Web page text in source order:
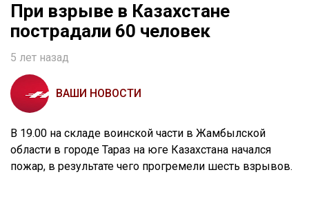
При взрыве в Казахстане
пострадали 60 человек
5 лет назад
ВАШИ НОВОСТИ
В 19.00 на складе воинской части в Жамбылской
области в городе Тараз на юге Казахстана начался
пожар, в результате чего прогремели шесть взрывов.